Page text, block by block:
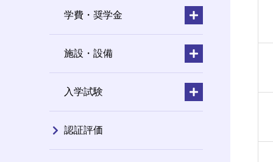
学費・奨学金
施設・設備
入学試験
認証評価